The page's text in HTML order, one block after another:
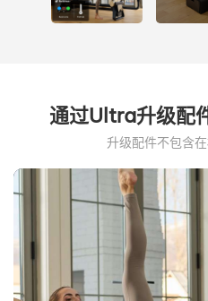
通过Ultra升级配
升级配件不包含